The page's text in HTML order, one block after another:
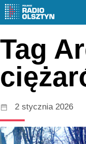
Tag
2 stycznia 2026